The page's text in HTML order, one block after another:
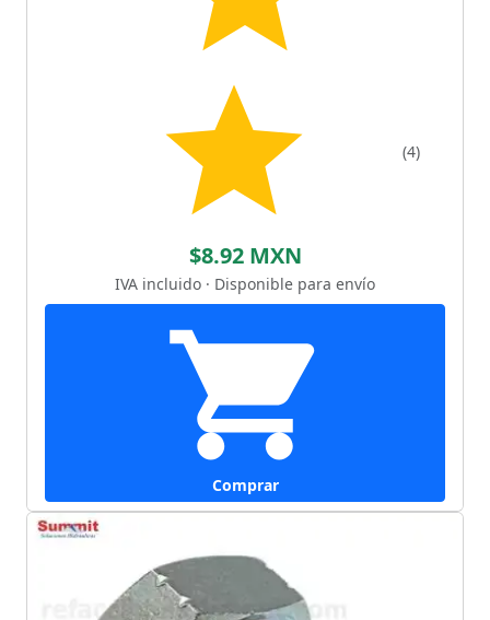
(4)
$8.92 MXN
IVA incluido · Disponible para envío
Comprar